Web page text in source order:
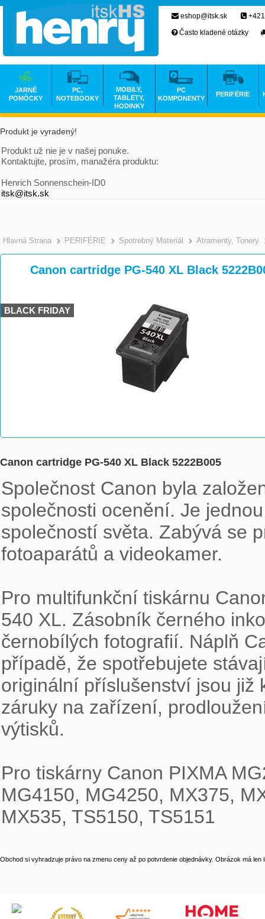
Produkt je vyradený!
Produkt už nie je v našej ponuke.
Kontaktujte, prosím, manažéra produktu:
Henrich Sonnenschein-ID0
itsk@itsk.sk
Hlavná Strana >
PERIFÉRIE >
Spotrebný Materiál >
Atramenty, Tonery
Canon cartridge PG-540 XL Black
BLACK FRIDAY
Canon cartridge PG-540 XL Black 5222B005
Společnost Canon byla
společnosti ocenění. Je
společností světa. Zabývá se
fotoaparátů a videokamer.
Pro multifunkční tiskárnu
540 XL. Zásobník černého
černobílých fotografií. Náplň
případě, že spotřebujete
originální příslušenství jsou již
záruky na zařízení,
výtisků.
Pro tiskárny Canon PIXMA
MG4150, MG4250, MX375,
MX535, TS5150, TS5151
Obchod si vyhradzuje právo na zmenu ceny až po potvrdenie objednávky. Obrázok má len
eshop@itsk.sk
Často kladené otázky
JARNÉ
POMÔCKY
PC,
NOTEBOOKY
MOBILY,
TABLETY,
HODINKY
PC
KOMPONENTY
PERIFÉRIE